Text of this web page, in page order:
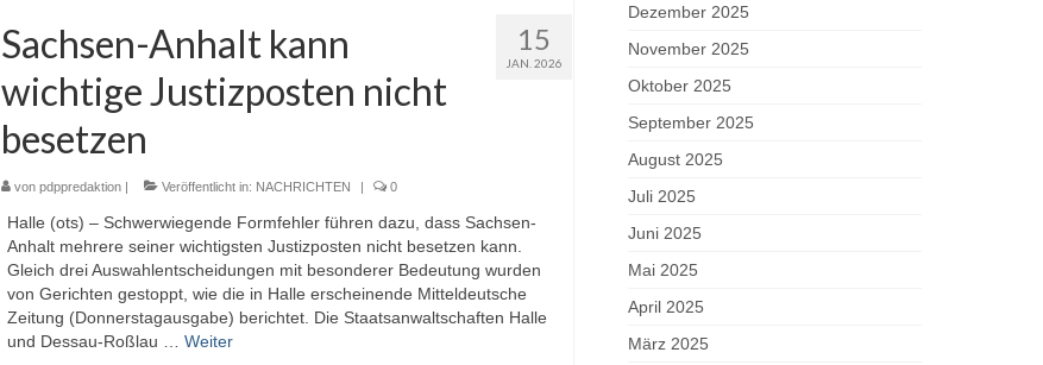
15
JAN. 2026
Sachsen-Anhalt kann
wichtige Justizposten nicht
besetzen
von pdppredaktion| Veröffentlicht in: NACHRICHTEN | 0
Halle (ots) – Schwerwiegende Formfehler führen dazu, dass Sachsen-
Anhalt mehrere seiner wichtigsten Justizposten nicht besetzen kann.
Gleich drei Auswahlentscheidungen mit besonderer Bedeutung wurden
von Gerichten gestoppt, wie die in Halle erscheinende Mitteldeutsche
Zeitung (Donnerstagausgabe) berichtet. Die Staatsanwaltschaften Halle
und Dessau-Roßlau … Weiter
Dezember 2025
November 2025
Oktober 2025
September 2025
August 2025
Juli 2025
Juni 2025
Mai 2025
April 2025
März 2025